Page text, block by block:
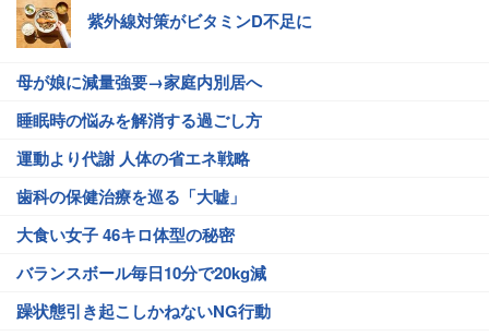
紫外線対策がビタミンD不足に
母が娘に減量強要→家庭内別居へ
睡眠時の悩みを解消する過ごし方
運動より代謝 人体の省エネ戦略
歯科の保健治療を巡る「大嘘」
大食い女子 46キロ体型の秘密
バランスボール毎日10分で20kg減
躁状態引き起こしかねないNG行動